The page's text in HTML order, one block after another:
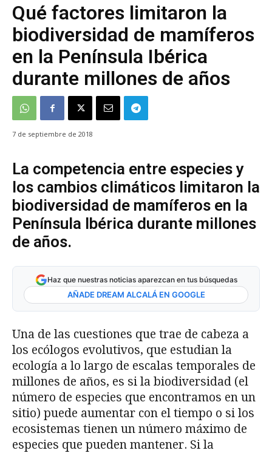
Qué factores limitaron la
biodiversidad de mamíferos
en la Península Ibérica
durante millones de años
7 de septiembre de 2018
La competencia entre especies y
los cambios climáticos limitaron la
biodiversidad de mamíferos en la
Península Ibérica durante millones
de años.
Haz que nuestras noticias aparezcan en tus búsquedas
AÑADE DREAM ALCALÁ EN GOOGLE
Una de las cuestiones que trae de cabeza a
los ecólogos evolutivos, que estudian la
ecología a lo largo de escalas temporales de
millones de años, es si la biodiversidad (el
número de especies que encontramos en un
sitio) puede aumentar con el tiempo o si los
ecosistemas tienen un número máximo de
especies que pueden mantener. Si la